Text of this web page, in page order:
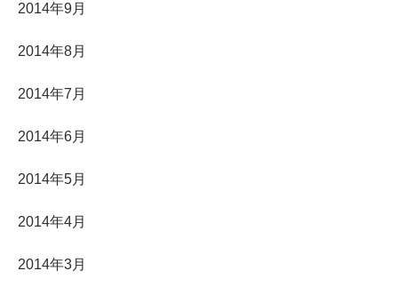
2014年9月
2014年8月
2014年7月
2014年6月
2014年5月
2014年4月
2014年3月